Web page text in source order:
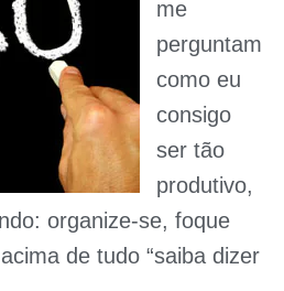
me
perguntam
como eu
consigo
ser tão
produtivo,
organize-se, foque
de tudo “saiba dizer